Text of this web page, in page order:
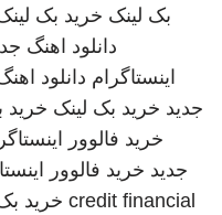
بک لینک خرید بک
دانلود اهنگ
اینستاگرام دانلود
جدید خرید بک لینک خرید
خرید فالوور
جدید خرید فالوور
credit financial خرید